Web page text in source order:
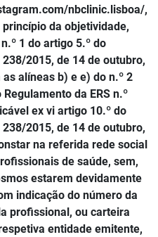
nbclinic.lisboa/,
da objetividade,
1 do artigo 5.º do
2015, de 14 de outubro,
alíneas b) e e) do n.º 2
da ERS n.º
ex vi artigo 10.º do
2015, de 14 de outubro,
na referida rede social
de saúde, sem,
estarem devidamente
indicação do número da
profissional, ou carteira
entidade emitente,